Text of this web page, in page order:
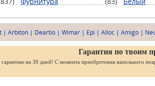
| Arbiton | Deartio | Wimar | Epi | Alloc | Amigo |
Гарантия по твоим
на 30 дней! С момента приобретения напольного